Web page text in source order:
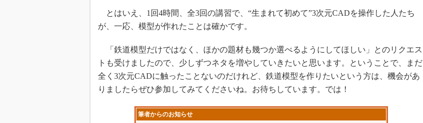
とはいえ、1回4時間、全3回の講習で、“生まれて初めて”3次元CADを操作した人たち
が、一応、模型が作れたことは確かです。
「鉄道模型だけではなく、ほかの題材も幾つか選べるようにしてほしい」とのリクエス
トも受けましたので、少しずつネタを増やしていきたいと思います。ということで、まだ
全く3次元CADに触ったことないのだけれど、鉄道模型を作りたいという方は、機会があ
りましたらぜひ参加してみてくださいね。お待ちしています。では！
筆者からのお知らせ